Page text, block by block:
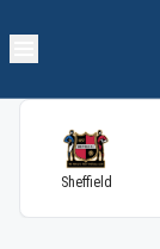
Sheffield